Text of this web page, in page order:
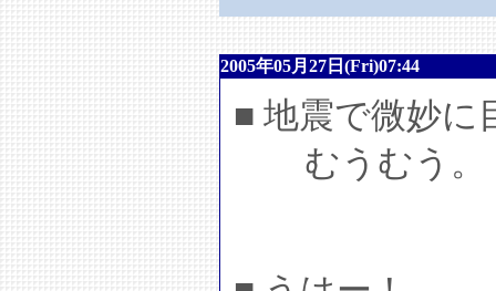
2005年05月27日(Fri)07:44
■ 地震で微妙に
むうむう。